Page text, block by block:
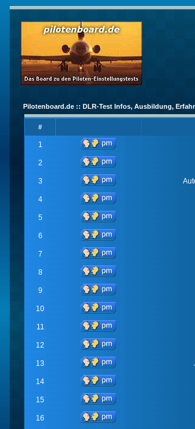
Pilotenboard.de :: DLR-Test Infos, Ausbildung,
#
1
2
3
4
5
6
7
8
9
10
11
12
13
14
15
16